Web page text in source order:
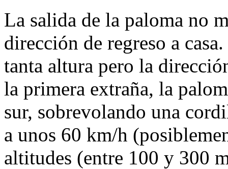
La salida de la paloma no
dirección de regreso a
tanta altura pero la
la primera extraña, la
sur, sobrevolando una
a unos 60 km/h
altitudes (entre 100 y 300